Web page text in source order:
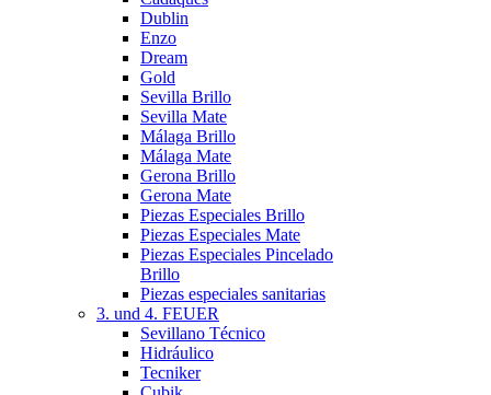
Dublin
Enzo
Dream
Gold
Sevilla Brillo
Sevilla Mate
Málaga Brillo
Málaga Mate
Gerona Brillo
Gerona Mate
Piezas Especiales Brillo
Piezas Especiales Mate
Piezas Especiales Pincelado
Brillo
Piezas especiales sanitarias
3. und 4. FEUER
Sevillano Técnico
Hidráulico
Tecniker